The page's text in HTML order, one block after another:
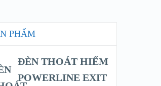
PHẨM
ĐÈN THOÁT HIỂM
POWERLINE EXIT